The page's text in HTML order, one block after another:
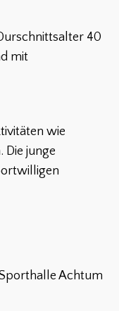
40
mit
wie
Die junge
Achtum